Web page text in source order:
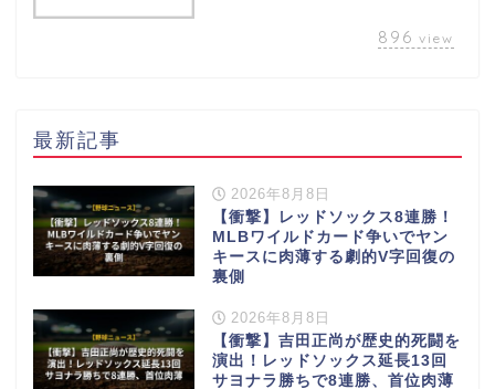
896 view
最新記事
2026年8月8日
【衝撃】レッドソックス8連勝！
MLBワイルドカード争いでヤン
キースに肉薄する劇的V字回復の
裏側
2026年8月8日
【衝撃】吉田正尚が歴史的死闘を
演出！レッドソックス延長13回
サヨナラ勝ちで8連勝、首位肉薄